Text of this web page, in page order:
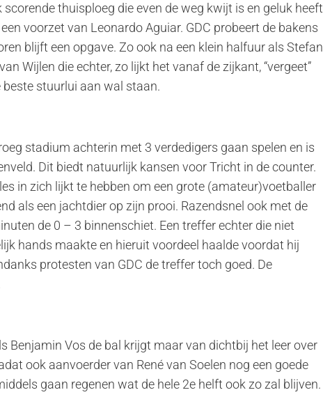
thuisploeg die even de weg kwijt is en geluk heeft
voorzet van Leonardo Aguiar. GDC probeert de bakens
blijft een opgave. Zo ook na een klein halfuur als Stefan
Wijlen die echter, zo lijkt het vanaf de zijkant, “vergeet”
stuurlui aan wal staan.
stadium achterin met 3 verdedigers gaan spelen en is
Dit biedt natuurlijk kansen voor Tricht in de counter.
in zich lijkt te hebben om een grote (amateur)voetballer
als een jachtdier op zijn prooi. Razendsnel ook met de
de 0 – 3 binnenschiet. Een treffer echter die niet
hands maakte en hieruit voordeel haalde voordat hij
protesten van GDC de treffer toch goed. De
Benjamin Vos de bal krijgt maar van dichtbij het leer over
ook aanvoerder van René van Soelen nog een goede
gaan regenen wat de hele 2e helft ook zo zal blijven.